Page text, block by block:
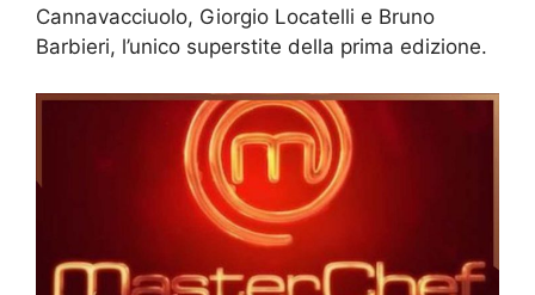
Cannavacciuolo, Giorgio Locatelli e Bruno
Barbieri, l’unico superstite della prima edizione.